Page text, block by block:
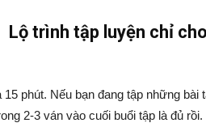
Lộ trình tập luyện chỉ
phút. Nếu bạn đang tập những
2-3 ván vào cuối buổi tập là đủ rồi.